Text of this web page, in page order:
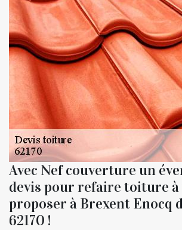
Avec Nef couverture un
devis pour refaire toiture à
proposer à Brexent Enocq
62170 !